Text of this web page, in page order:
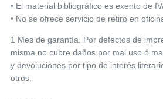
• El material bibliográfico es exento de
• No se ofrece servicio de retiro en
1 Mes de garantía. Por defectos de
misma no cubre daños por mal uso ó
y devoluciones por tipo de interés
otros.